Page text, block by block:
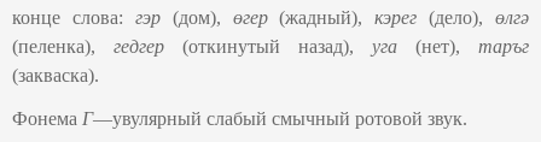
конце слова: гэр (дом), өгер(жадный),кэрег(дело), өлгә
(пеленка), гедгер (откинутый назад), уга (нет), таръг
(закваска).
Фонема Г―увулярный слабый смычный ротовой звук.